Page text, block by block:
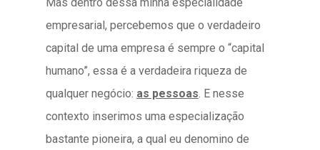
empresarial, percebemos que o verdadeiro
capital de uma empresa é sempre o “capital
humano”, essa é a verdadeira riqueza de
qualquer negócio: as pessoas. E nesse
contexto inserimos uma especialização
bastante pioneira, a qual eu denomino de